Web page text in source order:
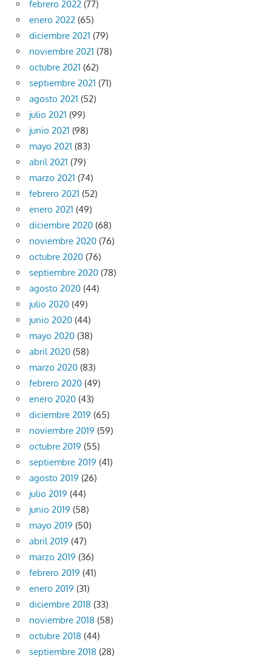
febrero 2022 (77)
enero 2022 (65)
diciembre 2021 (79)
noviembre 2021 (78)
octubre 2021 (62)
septiembre 2021 (71)
agosto 2021 (52)
julio 2021 (99)
junio 2021 (98)
mayo 2021 (83)
abril 2021 (79)
marzo 2021 (74)
febrero 2021 (52)
enero 2021 (49)
diciembre 2020 (68)
noviembre 2020 (76)
octubre 2020 (76)
septiembre 2020 (78)
agosto 2020 (44)
julio 2020 (49)
junio 2020 (44)
mayo 2020 (38)
abril 2020 (58)
marzo 2020 (83)
febrero 2020 (49)
enero 2020 (43)
diciembre 2019 (65)
noviembre 2019 (59)
octubre 2019 (55)
septiembre 2019 (41)
agosto 2019 (26)
julio 2019 (44)
junio 2019 (58)
mayo 2019 (50)
abril 2019 (47)
marzo 2019 (36)
febrero 2019 (41)
enero 2019 (31)
diciembre 2018 (33)
noviembre 2018 (58)
octubre 2018 (44)
septiembre 2018 (28)